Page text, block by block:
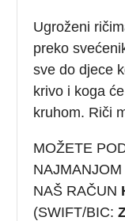
Ugroženi
preko
sve do djece
krivo i koga
kruhom. Riči
MOŽETE
NAŠ RAČUN
(SWIFT/BIC: